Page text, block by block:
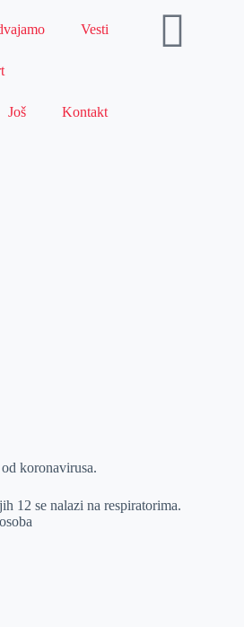
Vesti
Još Kontakt
koronavirusa.
12 se nalazi na respiratorima.